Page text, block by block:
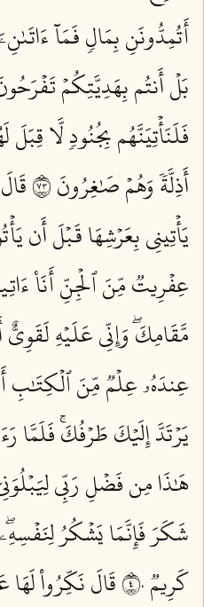
أَتُمِدُّونَنِ بِمَالٖ فَمَآ
بَلۡ أَنتُم بِهَدِيَّتِكُمۡ تَفۡرَحُونَ
فَلَنَأۡتِيَنَّهُم بِجُنُودٖ لَّا
أَذِلَّةٗ وَهُمۡ صَٰغِرُونَ ٣٧
يَأۡتِينِي بِعَرۡشِهَا قَبۡلَ أَن
عِفۡرِيتٞ مِّنَ ٱلۡجِنِّ أَنَا۠
مَّقَامِكَۖ وَإِنِّي عَلَيۡهِ لَقَوِيٌّ
عِندَهُۥ عِلۡمٞ مِّنَ ٱلۡكِتَٰبِ
يَرۡتَدَّ إِلَيۡكَ طَرۡفُكَۚ فَلَمَّا
هَٰذَا مِن فَضۡلِ رَبِّي
شَكَرَ فَإِنَّمَا يَشۡكُرُ
كَرِيمٞ ٤٠
قَالَ نَكِّرُواْ